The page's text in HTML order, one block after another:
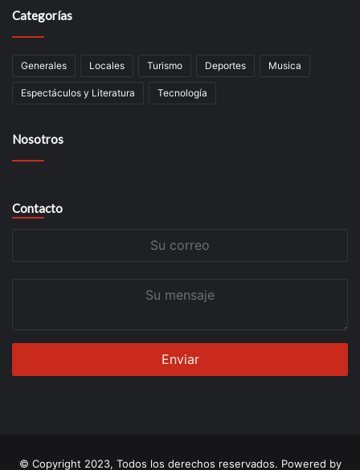
Categorías
Generales Locales Turismo Deportes Musica
Espectáculos y Literatura Tecnología
Nosotros
Contacto
© Copyright 2023, Todos los derechos reservados. Powered by